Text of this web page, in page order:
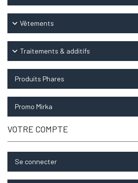
keyboard_arrow_down Vêtements
keyboard_arrow_down Traitements & additifs
Produits Phares
Promo Mirka
VOTRE COMPTE
Se connecter